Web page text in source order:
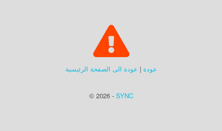
عودة | عودة الى الصفحة الرئيسية
© 2026 - SYNC